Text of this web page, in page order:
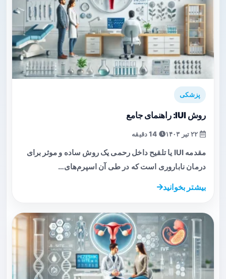
پزشکی
روش IUI: راهنمای جامع
مقدمه IUI یا تلقیح داخل رحمی یک روش ساده و موثر برای
درمان ناباروری است که در طی آن اسپرم‌های…
بیشتر بخوانید